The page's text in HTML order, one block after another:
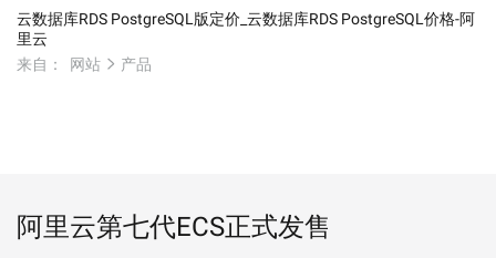
云数据库RDS PostgreSQL版定价_云数据库RDS PostgreSQL价格-阿
里云
来自：
网站 产品
阿里云第七代ECS正式发售